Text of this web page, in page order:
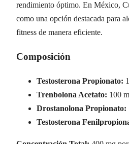
rendimiento óptimo. En México,
como una opción destacada para
fitness de manera eficiente.
Composición
Testosterona Propionato:
Trenbolona Acetato: 100
Drostanolona Propionato:
Testosterona